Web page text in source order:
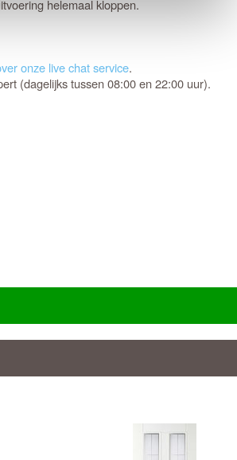
helemaal kloppen.
onze live chat service.
(dagelijks tussen 08:00 en 22:00 uur).